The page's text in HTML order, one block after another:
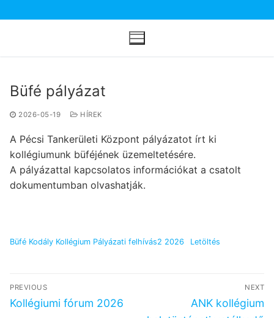
a
Büfé pályázat
2026-05-19 HÍREK
A Pécsi Tankerületi Központ pályázatot írt ki
kollégiumunk büféjének üzemeltetésére.
A pályázattal kapcsolatos információkat a csatolt
dokumentumban olvashatják.
Büfé Kodály Kollégium Pályázati felhívás2 2026 Letöltés
Bejegyzés
navigáció
PREVIOUS
Previous
Kollégiumi fórum 2026
NEXT
Next
ANK kollégium